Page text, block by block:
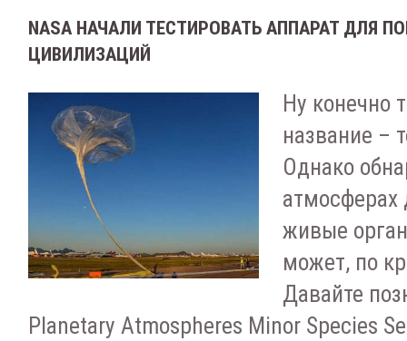
NASA НАЧАЛИ ТЕСТИРОВАТЬ АППАРАТ ДЛЯ
ЦИВИЛИЗАЦИЙ
Ну конечно
название –
Однако
атмосферах
живые
может, по
Давайте
Planetary Atmospheres Minor Species